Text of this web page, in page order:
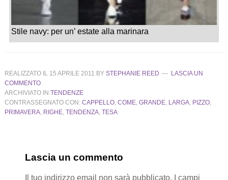
Stile navy: per un’ estate alla marinara
REALIZZATO IL 15 APRILE 2011 BY STEPHANIE REED
LASCIA UN
COMMENTO
ARCHIVIATO IN:TENDENZE
CONTRASSEGNATO CON: CAPPELLO, COME, GRANDE, LARGA, PIZZO,
PRIMAVERA, RIGHE, TENDENZA, TESA
Lascia un commento
Il tuo indirizzo email non sarà pubblicato.
I campi